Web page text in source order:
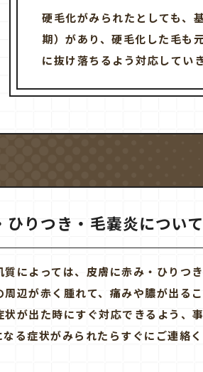
硬毛化がみられたとしても、
期）があり、硬毛化した毛も
に抜け落ちるよう対応していき
ひりつき・毛嚢炎について
質によっては、皮膚に赤み・ひりつ
周辺が赤く腫れて、痛みや膿が出る
状が出た時にすぐ対応できるよう、
なる症状がみられたらすぐにご連絡く